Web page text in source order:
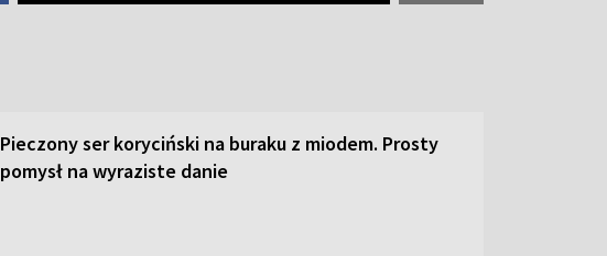
Pieczony ser koryciński na buraku z miodem. Prosty
pomysł na wyraziste danie